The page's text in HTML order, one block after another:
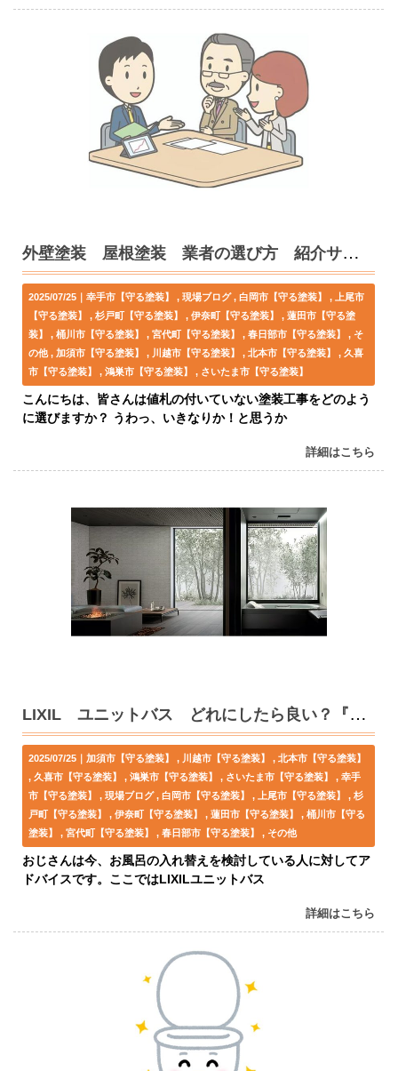
外壁塗装 屋根塗装 業者の選び方 紹介サイトか？ 近隣業者か？
2025/07/25｜幸手市【守る塗装】 現場ブログ 白岡市【守る塗装】
上尾市
【守る塗装】
杉戸町【守る塗装】 伊奈町【守る塗装】
蓮田市【守る塗
装】
桶川市【守る塗装】 宮代町【守る塗装】 春日部市【守る塗装】
そ
の他
加須市【守る塗装】 川越市【守る塗装】 北本市【守る塗装】
久喜
市【守る塗装】
鴻巣市【守る塗装】 さいたま市【守る塗装】
こんにちは、皆さんは値札の付いていない塗装工事をどのよう
に選びますか？ うわっ、いきなりか！と思うか
詳細はこちら
LIXIL ユニットバス どれにしたら良い？『なるべくラクしようおじさん』悩んでます
2025/07/25｜加須市【守る塗装】 川越市【守る塗装】
北本市【守る塗装】
久喜市【守る塗装】
鴻巣市【守る塗装】 さいたま市【守る塗装】
幸手
市【守る塗装】
現場ブログ 白岡市【守る塗装】 上尾市【守る塗装】
杉
戸町【守る塗装】
伊奈町【守る塗装】 蓮田市【守る塗装】
桶川市【守る
塗装】
宮代町【守る塗装】 春日部市【守る塗装】 その他
おじさんは今、お風呂の入れ替えを検討している人に対してア
ドバイスです。ここではLIXILユニットバス
詳細はこちら